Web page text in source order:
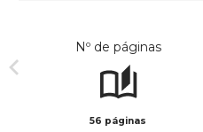
Nº de páginas
56 páginas